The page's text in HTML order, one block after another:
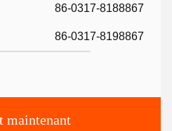
86-0317-8188867
86-0317-8198867
maintenant